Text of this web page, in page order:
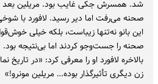
شد. همسرش جکی غایب بود. مریلین بعد از
صحنه می‌رفت اما دیر رسید. لافورد با
این بانو نه‌تنها زیباست، بلکه خیلی
صحنه را جست‌وجو کردند اما بی‌نتیجه
بالاخره لافورد او را معرفی کرد: «در
زن دیگری تأثیرگذار بوده… مریلین مونرو!»